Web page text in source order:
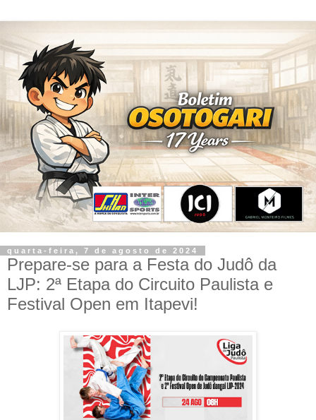
quarta-feira, 7 de agosto de 2024
Prepare-se para a Festa do Judô da
LJP: 2ª Etapa do Circuito Paulista e
Festival Open em Itapevi!